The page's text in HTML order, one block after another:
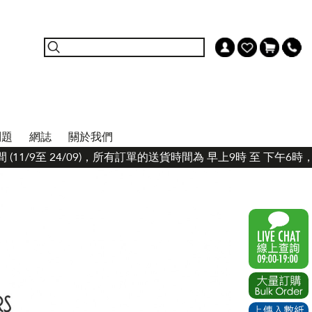
網誌
關於我們
至 24/09)，所有訂單的送貨時間為 早上9時 至 下午6時，如